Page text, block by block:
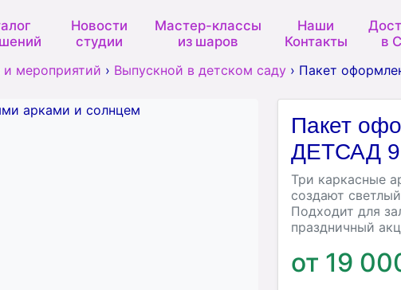
Новости
студии
Мастер-классы
из шаров
Наши
Контакты
в
мероприятий › Выпускной в детском саду › Пакет
Пакет
ДЕТСАД 9
Три каркасные
создают
Подходит для
праздничный
от 19